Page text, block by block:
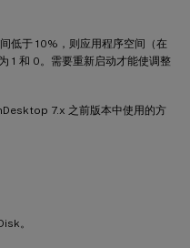
低于 10%，则应用程序空间（在
1 和 0。需要重新启动才能使调整
7.x 之前版本中使用的方
。